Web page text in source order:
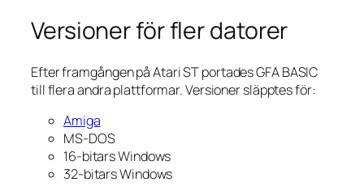
Versioner för fler datorer
Efter framgången på Atari ST portades GFA BASIC
till flera andra plattformar. Versioner släpptes för:
Amiga
MS-DOS
16-bitars Windows
32-bitars Windows